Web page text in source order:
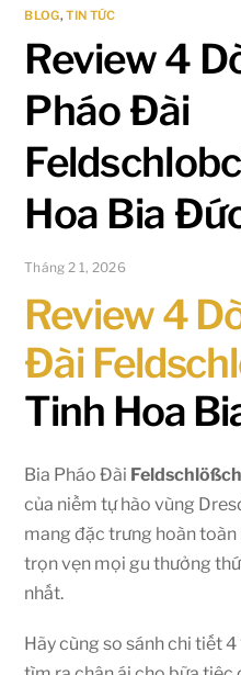
BLOG, TIN TỨC
Review 4
Pháo Đài
Hoa Bia
Tháng 2 1, 2026
Review 4
Đài
Tinh Hoa
Bia Pháo Đài
của niềm tự hào vùng
mang đặc trưng hoàn
trọn vẹn mọi gu thưởng
nhất.
Hãy cùng so sánh chi tiết